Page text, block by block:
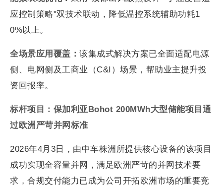
应控制策略"双技术联动，降低温控系统辅助功耗1
0%以上。
全场景应用覆盖： 该集成式解决方案已全面适配电源
侧、电网侧及工商业（C&I）场景，帮助业主提升投
资回报率。
标杆项目：保加利亚Bohot 200MWh大型储能项目通
过欧洲严苛并网标准
2026年4月3日，由中车株洲所提供核心设备的该项目
成功实现全容量并网，满足欧洲严苛的并网技术要
求，合规交付能力已成为公司开拓欧洲市场的重要竞